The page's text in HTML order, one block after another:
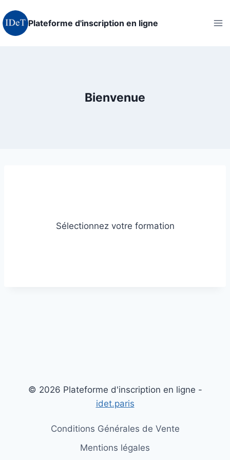
au
contenu
Plateforme d'inscription en ligne
Bienvenue
Sélectionnez votre formation
© 2026 Plateforme d'inscription en ligne -
idet.paris
Conditions Générales de Vente
Mentions légales